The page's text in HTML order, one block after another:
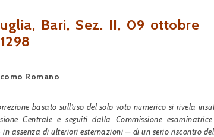
Bari, Sez. II, 09 ottobre
Romano
basato sull’uso del solo voto numerico si rivela
Centrale e seguiti dalla Commissione
assenza di ulteriori esternazioni – di un serio riscontro